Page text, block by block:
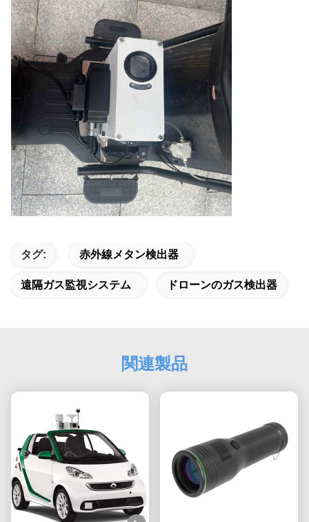
タグ: 赤外線メタン検出器
遠隔ガス監視システム ドローンのガス検出器
関連製品